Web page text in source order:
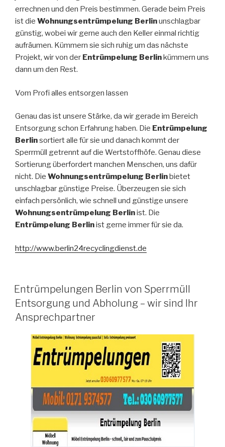
errechnen und den Preis bestimmen. Gerade beim Preis
ist die Wohnungsentrümpelung Berlinunschlagbar
günstig, wobei wir gerne auch den Keller einmal richtig
aufräumen. Kümmern sie sich ruhig um das nächste
Projekt, wir von der Entrümpelung Berlinkümmern uns
dann um den Rest.
Vom Profi alles entsorgen lassen
Genau das ist unsere Stärke, da wir gerade im Bereich
Entsorgung schon Erfahrung haben. Die Entrümpelung
Berlinsortiert alle für sie und danach kommt der
Sperrmüll getrennt auf die Wertstoffhöfe. Genau diese
Sortierung überfordert manchen Menschen, uns dafür
nicht. Die Wohnungsentrümpelung Berlinbietet
unschlagbar günstige Preise. Überzeugen sie sich
einfach persönlich, wie schnell und günstige unsere
Wohnungsentrümpelung Berlinist. Die
Entrümpelung Berlinist gerne immer für sie da.
http://www.berlin24recyclingdienst.de
VERÖFFENTLICHT
AM
Entrümpelungen Berlin von Sperrmüll
Entsorgung und Abholung – wir sind Ihr
Ansprechpartner